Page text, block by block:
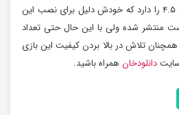
میلیون دانلود فعال دارد ونمره ۴.۵ را دارد که خودش دلیل برای نصب این
منتشر شده ولی با این حال حتی تعداد
تلاش در بالا بردن کیفیت این بازی
سایتدانلودخان همراه باشید.